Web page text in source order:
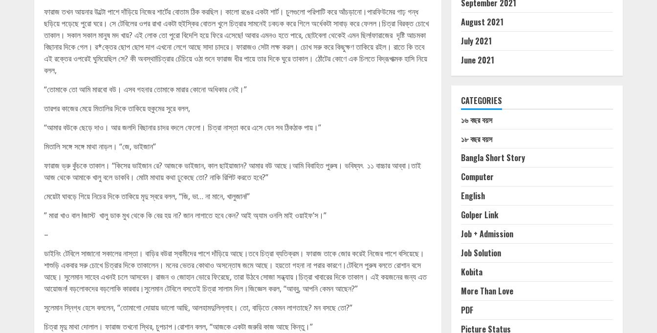
ফারাজ তখন আয়নার উল্টো পাশে দাঁড়িয়ে নিজের শার্টের বোতাম ঠিক করছিল। কালো রঙের একটা শার্ট। চুলগুলো পরিপাটি করে আঁচড়ানো।পারফিউমের গাঢ় গন্ধ
ছড়িয়ে পড়েছে পুরো ঘরে। সে টেবিলের ওপর রাখা একটা হুইস্কির বোতল খুলে চিত্রার সামনেই ঢকঢক করে গিলে অর্ধেকটা সাবাড় করে ফেলল।চিত্রা বিরক্ত চোখে
তাকাল। সকাল সকাল মানুষ মদ খায়? এই লোক তো পুরো বিদেশি হয়ে ফিরে এসেছে! আবার এমনও হতে পারে, ছোটবেলা থেকেই এমন ছিল!ফারাজের দৃষ্টি আচমকা
বিছানার দিকে গেল। র*ক্তের ছোপ ছোপ দাগ এখনো লেগে আছে সাদা চাদরে। ফারাজও সেটা লক্ষ করল। চোখ সরু করে কিছুক্ষণ তাকিয়ে রইল। রাতে কি তবে
এই রক্তের ওপরেই ঘুমিয়েছিল সে? কী অবস্থা!চিত্রার চেঁচিয়ে ওঠা শুনে ফারাজ ধীর পায়ে তার দিকে ঘুরে তাকাল। ঠোঁটের কোণে এক চিলতে বিদ্রূপাত্মক হাসি নিয়ে
বলল,
“তোমাকে তো আমি মারবো বউ। এসব গহনার তোমাকে মারার কোনো অধিকার নেই।”
তারপর কাজের মেয়ে মিতালির দিকে তাকিয়ে হুকুমের সুরে বলল,
“আমার বউকে ছেড়ে দাও। আর জলদি বিছানার চাদর বদলে ফেলো। চিত্রা নাস্তা করে এসে যেন সব ঠিকঠাক পায়।”
মিতালি সঙ্গে সঙ্গে মাথা নাড়ল। “জে, ভাইজান”
ফারাজ ভ্রু কুঁচকে তাকাল। “কিসের ভাইজান রে? আজকে ভাইজান, কাল ছাইয়াজান? আমার বউ আছে।আমি বিবাহিত পুরুষ। ভবিষ্যৎ ১১ বাচ্চার আব্বা।তাই
আজ থেকে আমাকে খালু বলে ডাকবি। মোটা মাথায় কথা ঢুকেছে তো? নাকি রিপিট করতে হবে?”
মেয়েটা ঘাবড়ে গিয়ে নিচের দিকে তাকিয়ে মৃদু স্বরে বলল, “জি, ভা… না মানে, খালুজান!”
” মারা খাও বাল !জাস্ট খালু ডাক মুখ থেকে কি বের হয় না? জান লাগাতে হবে কেন? আই অ্যাম ওনলি মাই ওয়াইফ’স।”
–
ডাইনিং টেবিলে সাজানো সকালের নাস্তা। বাড়ির বউরা স্বামীদের পাশে দাঁড়িয়ে আছে।তবে চিত্রা ব্যতিক্রম। ফারাজ তাকে জোর করেই নিজের পাশে বসিয়েছে।
শাশুড়ি একবার সরু চোখে চিত্রার দিকে তাকালেন। মনের ভেতর কোথাও অসন্তোষ জমে আছে। হয়তো গহনা না পরার কারণে।টেবিলে পুরুষ বলতে রোশান বসে
আছে। সুলেমান সাহেব এখনই চলে আসবেন। রাজন ও জোহান ভোরে ফিরেছে, তারা উঠবে সোজা সন্ধ্যায়।চিত্রা খাবারের দিকে তাকাল। এই কয়জনের জন্য এত
আয়োজন! বড়লোকদের বড়লোকি কারবার।সুলেমান টেবিলে বসতেই চিত্রা সালাম দিল।জিজ্ঞেস করল, “আব্বু, আপনি কেমন আছেন?”
সুলেমান স্নিগ্ধ হেসে বললেন, “তোমাগো দোয়ায় ভালো আছি, আলহামদুলিল্লাহ। তো, বাড়িতে কেমন লাগতাছে? মন বসছে তো?”
চিত্রা মৃদু মাথা দোলাল। ফারাজ তখনো স্থির, চুপচাপ।রোশান বলল, “আজকে একটা জরুরি কাজ আছে কিন্তু।”
September 2021
August 2021
July 2021
June 2021
CATEGORIES
১৬ বছর বয়স
১৮ বছর বয়স
Bangla Short Story
Computer
English
Golper Link
Job + Admission
Job Solution
Kobita
More Than Love
PDF
Picture Status